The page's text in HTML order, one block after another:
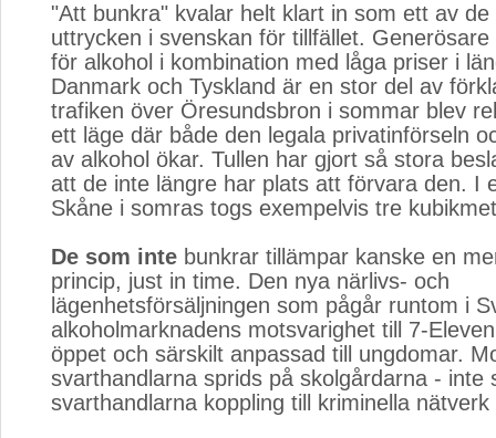
"Att bunkra" kvalar helt klart in som ett av de
uttrycken i svenskan för tillfället. Generösare
för alkohol i kombination med låga priser i
Danmark och Tyskland är en stor del av
trafiken över Öresundsbron i sommar blev
ett läge där både den legala privatinförseln
av alkohol ökar. Tullen har gjort så stora
att de inte längre har plats att förvara den. I
Skåne i somras togs exempelvis tre
De som inte bunkrar tillämpar kanske en
princip, just in time. Den nya närlivs- och
lägenhetsförsäljningen som pågår runtom i
alkoholmarknadens motsvarighet till 7-
öppet och särskilt anpassad till ungdomar.
svarthandlarna sprids på skolgårdarna - inte
svarthandlarna koppling till kriminella